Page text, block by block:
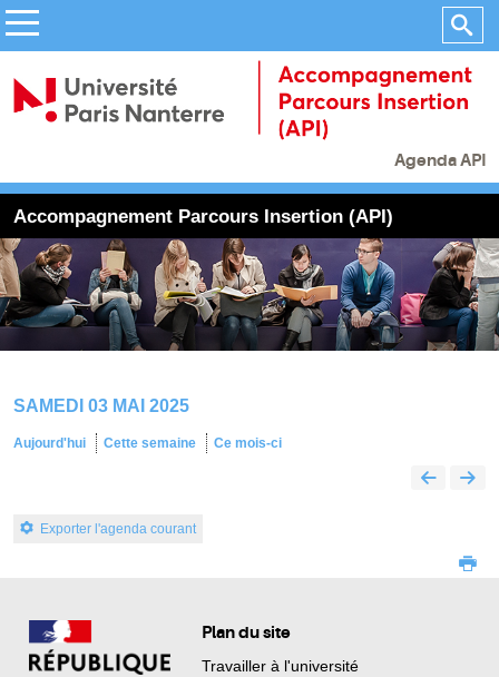
Agenda API
Accompagnement Parcours Insertion (API)
SAMEDI 03 MAI 2025
Aujourd'hui Cette semaine Ce mois-ci
Exporter l'agenda courant
Plan du site
Travailler à l'université